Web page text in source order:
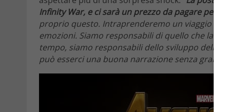
Infinity War, e ci sarà un prezzo da pagare per
proprio questo. Intraprenderemo un viaggio
emozioni. Siamo responsabili di quello che la
tempo, siamo responsabili dello sviluppo della
può esserci una buona narrazione senza grandi